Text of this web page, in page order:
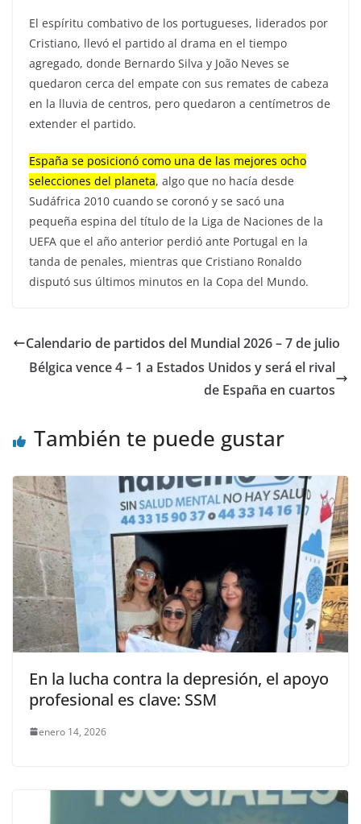
El espíritu combativo de los portugueses, liderados por
Cristiano, llevó el partido al drama en el tiempo
agregado, donde Bernardo Silva y João Neves se
quedaron cerca del empate con sus remates de cabeza
en la lluvia de centros, pero quedaron a centímetros de
extender el partido.
España se posicionó como una de las mejores ocho
selecciones del planeta, algo que no hacía desde
Sudáfrica 2010 cuando se coronó y se sacó una
pequeña espina del título de la Liga de Naciones de la
UEFA que el año anterior perdió ante Portugal en la
tanda de penales, mientras que Cristiano Ronaldo
disputó sus últimos minutos en la Copa del Mundo.
Calendario de partidos del Mundial 2026 – 7 de julio
Bélgica vence 4 – 1 a Estados Unidos y será el rival
de España en cuartos
También te puede gustar
En la lucha contra la depresión, el apoyo
profesional es clave: SSM
enero 14, 2026